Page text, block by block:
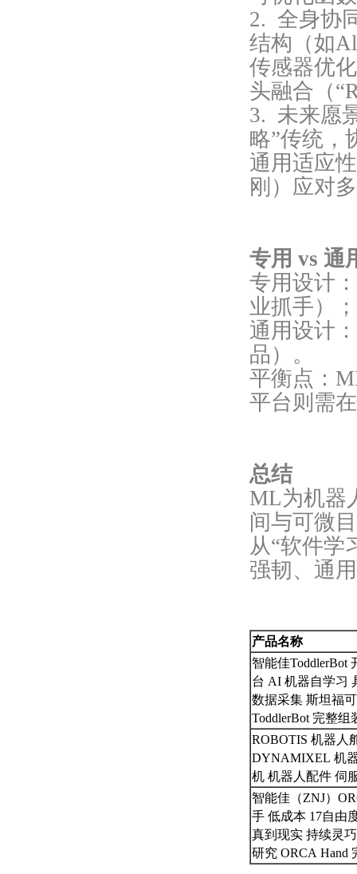
2. 全身协
结构（如
传感器优
头融合（
3. 未来愿
略”传统
通用适应
刚）应对
专用 vs 通
专用设计
业抓手）
通用设计
品）。
平衡点：
平台则需
总结
ML为机器
间与可微
从“软件学
强韧、通
产品名称
智能佳ToddlerBot
台 AI 机器自学习
数据采集 斯坦福
ToddlerBot 完整组
ROBOTIS 机器人
DYNAMIXEL 机
机 机器人配件 伺
智能佳（ZNJ）
手 低成本 17自由
真到现实 持续灵
研究 ORCA Hand